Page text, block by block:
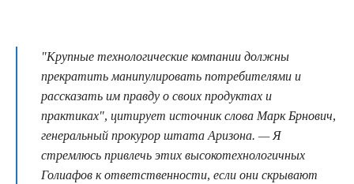
"Крупные технологические компании должны
прекратить манипулировать потребителями и
рассказать им правду о своих продуктах и
практиках", цитирует источник слова Марк Брнович,
генеральный прокурор штата Аризона. — Я
стремлюсь привлечь этих высокотехнологичных
Голиафов к ответственности, если они скрывают